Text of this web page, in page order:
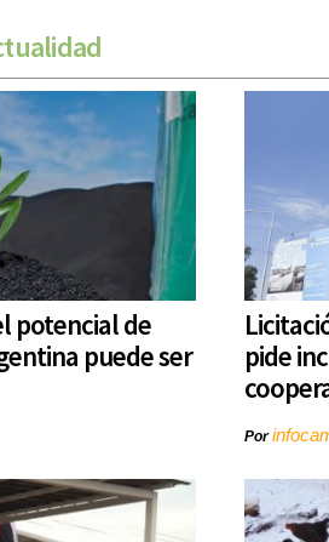
potencial de
puede ser
pide
Por